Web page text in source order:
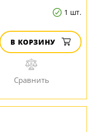
1 шт.
В КОРЗИНУ